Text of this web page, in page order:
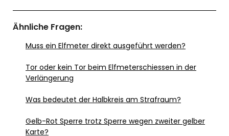
Ähnliche Fragen:
Muss ein Elfmeter direkt ausgeführt werden?
Tor oder kein Tor beim Elfmeterschiessen in der
Verlängerung
Was bedeutet der Halbkreis am Strafraum?
Gelb-Rot Sperre trotz Sperre wegen zweiter gelber
Karte?